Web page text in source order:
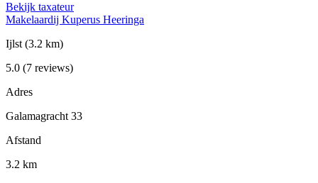
Bekijk taxateur
Makelaardij Kuperus Heeringa
Ijlst (3.2 km)
5.0 (7 reviews)
Adres
Galamagracht 33
Afstand
3.2 km